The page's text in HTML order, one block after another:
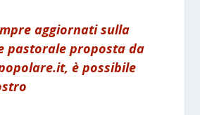
aggiornati sulla
pastorale proposta da
è possibile